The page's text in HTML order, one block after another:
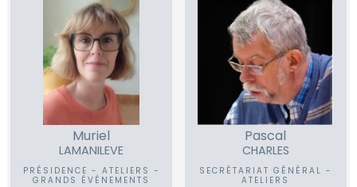
Muriel
LAMANILEVE
PRÉSIDENCE - ATELIERS -
GRANDS ÉVÉNEMENTS
Pascal
CHARLES
SECRÉTARIAT GÉNÉRAL -
ATELIERS